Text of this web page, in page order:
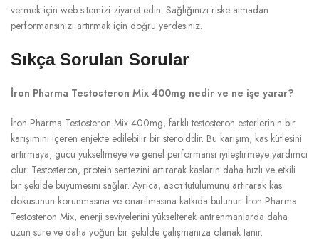
vermek için web sitemizi ziyaret edin. Sağlığınızı riske atmadan
performansınızı artırmak için doğru yerdesiniz.
Sıkça Sorulan Sorular
İron Pharma Testosteron Mix 400mg nedir ve ne işe yarar?
İron Pharma Testosteron Mix 400mg, farklı testosteron esterlerinin bir
karışımını içeren enjekte edilebilir bir steroiddir. Bu karışım, kas kütlesini
artırmaya, gücü yükseltmeye ve genel performansı iyileştirmeye yardımcı
olur. Testosteron, protein sentezini artırarak kasların daha hızlı ve etkili
bir şekilde büyümesini sağlar. Ayrıca, азот tutulumunu artırarak kas
dokusunun korunmasına ve onarılmasına katkıda bulunur. İron Pharma
Testosteron Mix, enerji seviyelerini yükselterek antrenmanlarda daha
uzun süre ve daha yoğun bir şekilde çalışmanıza olanak tanır.